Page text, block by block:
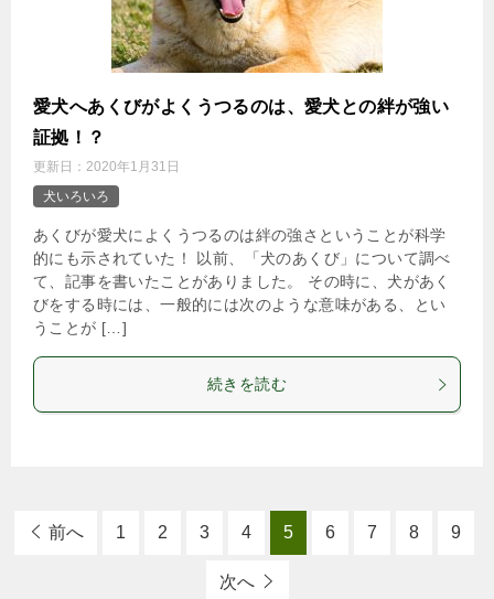
愛犬へあくびがよくうつるのは、愛犬との絆が強い
証拠！？
更新日： 2020年1月31日
犬いろいろ
あくびが愛犬によくうつるのは絆の強さということが科学
的にも示されていた！ 以前、「犬のあくび」について調べ
て、記事を書いたことがありました。 その時に、犬があく
びをする時には、一般的には次のような意味がある、とい
うことが […]
続きを読む
前へ 1 2 3 4 5 6 7 8 9
次へ